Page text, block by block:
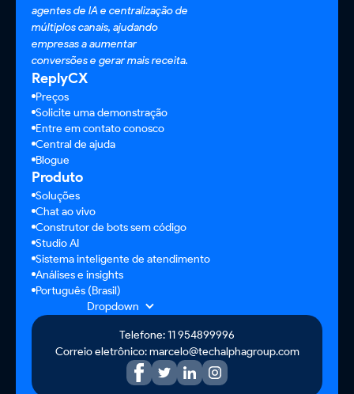
agentes de IA e centralização de
múltiplos canais, ajudando
empresas a aumentar
conversões e gerar mais receita.
ReplyCX
Preços
Solicite uma demonstração
Entre em contato conosco
Central de ajuda
Blogue
Produto
Soluções
Chat ao vivo
Construtor de bots sem código
Studio AI
Sistema inteligente de atendimento
Análises e insights
Português (Brasil)
Dropdown
Telefone: 11 954899996
Correio eletrônico: marcelo@techalphagroup.com